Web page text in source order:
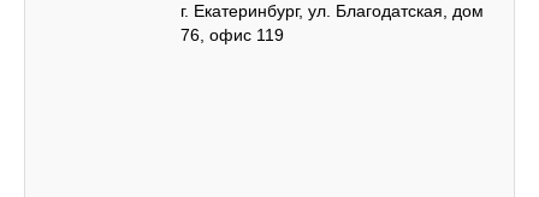
г. Екатеринбург, ул. Благодатская, дом
76, офис 119